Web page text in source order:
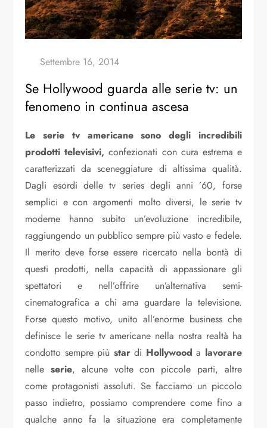
Se Hollywood guarda alle serie tv: un
fenomeno in continua ascesa
Le serie tv americane sono degli incredibili
prodotti televisivi, confezionati con cura estrema e
caratterizzati da sceneggiature di altissima qualità.
Dagli esordi delle tv series degli anni ’60, forse
semplici e con argomenti molto diversi, le serie tv
moderne hanno subito un’evoluzione incredibile,
raggiungendo un pubblico sempre più vasto e fedele.
Il merito deve forse essere ricercato nella bontà di
questi prodotti, nella capacità di appassionare gli
spettatori e nell’offrire un’alternativa semi-
cinematografica a chi ama guardare la televisione.
Forse questo motivo, unito all’enorme business che
definisce le serie tv americane nella nostra realtà ha
condotto sempre più stardi Hollywood a lavorare
nelleserie, alcune volte con piccole parti, altre
come protagonisti assoluti. Se facciamo un piccolo
passo indietro, possiamo comprendere come fino a
qualche anno fa la situazione era completamente